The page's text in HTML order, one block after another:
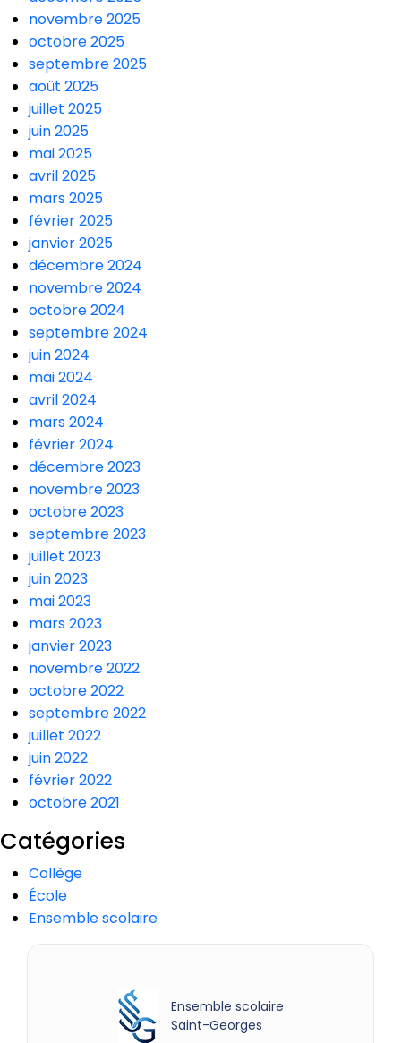
novembre 2025
octobre 2025
septembre 2025
août 2025
juillet 2025
juin 2025
mai 2025
avril 2025
mars 2025
février 2025
janvier 2025
décembre 2024
novembre 2024
octobre 2024
septembre 2024
juin 2024
mai 2024
avril 2024
mars 2024
février 2024
décembre 2023
novembre 2023
octobre 2023
septembre 2023
juillet 2023
juin 2023
mai 2023
mars 2023
janvier 2023
novembre 2022
octobre 2022
septembre 2022
juillet 2022
juin 2022
février 2022
octobre 2021
Catégories
Collège
École
Ensemble scolaire
Ensemble scolaire
Saint-Georges